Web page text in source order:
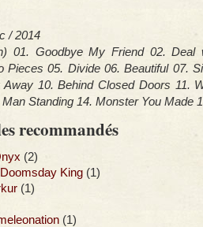
/ 2014
01. Goodbye My Friend 02. Deal
Pieces 05. Divide 06. Beautiful 07.
10. Behind Closed Doors 11.
Standing 14. Monster You Made
recommandés
(2)
King (1)
(1)
(1)